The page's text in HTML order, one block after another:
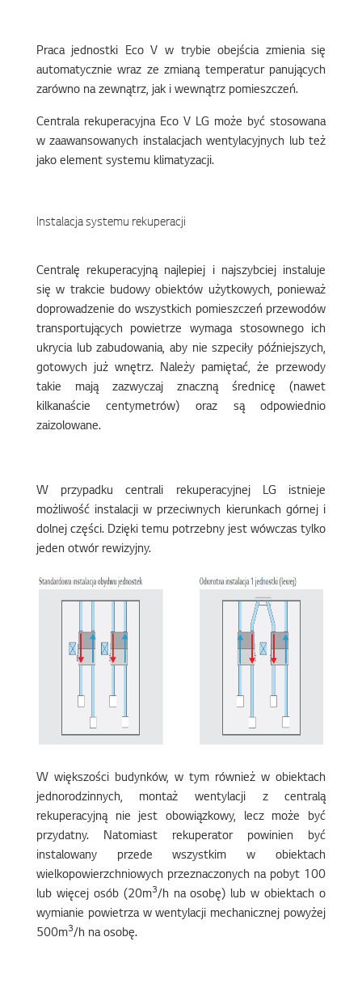
Praca jednostki Eco V w trybie obejścia zmienia się
automatycznie wraz ze zmianą temperatur panujących
zarówno na zewnątrz, jak i wewnątrz pomieszczeń.
Centrala rekuperacyjna Eco V LG może być stosowana
w zaawansowanych instalacjach wentylacyjnych lub też
jako element systemu klimatyzacji.
Instalacja systemu rekuperacji
Centralę rekuperacyjną najlepiej i najszybciej instaluje
się w trakcie budowy obiektów użytkowych, ponieważ
doprowadzenie do wszystkich pomieszczeń przewodów
transportujących powietrze wymaga stosownego ich
ukrycia lub zabudowania, aby nie szpeciły późniejszych,
gotowych już wnętrz. Należy pamiętać, że przewody
takie mają zazwyczaj znaczną średnicę (nawet
kilkanaście centymetrów) oraz są odpowiednio
zaizolowane.
W przypadku centrali rekuperacyjnej LG istnieje
możliwość instalacji w przeciwnych kierunkach górnej i
dolnej części. Dzięki temu potrzebny jest wówczas tylko
jeden otwór rewizyjny.
W większości budynków, w tym również w obiektach
jednorodzinnych, montaż wentylacji z centralą
rekuperacyjną nie jest obowiązkowy, lecz może być
przydatny. Natomiast rekuperator powinien być
instalowany przede wszystkim w obiektach
wielkopowierzchniowych przeznaczonych na pobyt 100
lub więcej osób (20m3/h na osobę) lub w obiektach o
wymianie powietrza w wentylacji mechanicznej powyżej
500m3/h na osobę.